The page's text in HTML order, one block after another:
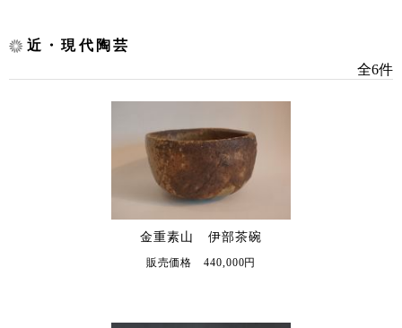
近・現代陶芸
全6件
金重素山 伊部茶碗
販売価格 440,000円